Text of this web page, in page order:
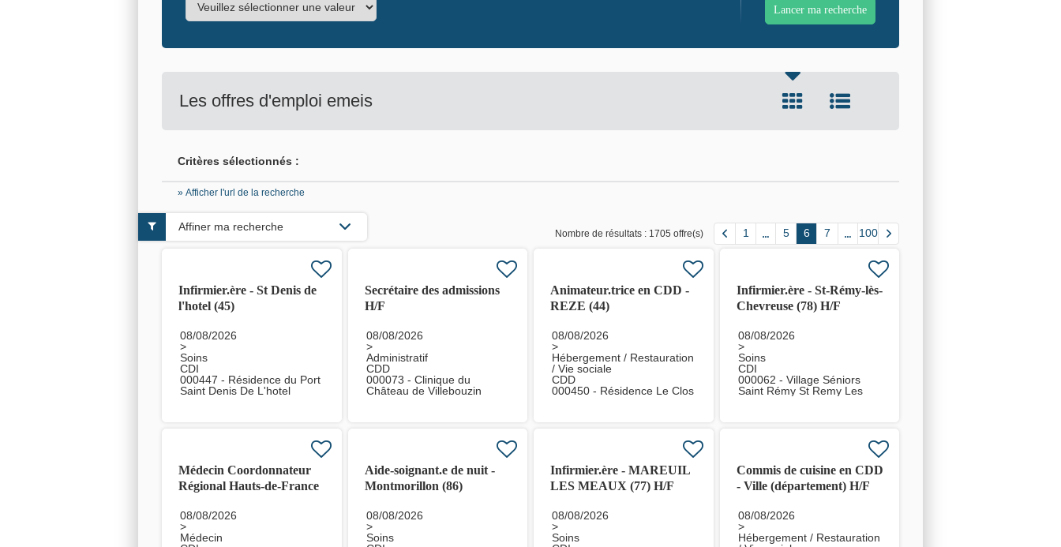
Les offres d'emploi emeis
Critères sélectionnés :
» Afficher l'url de la recherche
Nombre de résultats : 1705 offre(s) 1 5 6 7 100
Infirmier.ère - St Denis de
l'hotel (45)
08/08/2026
>
Soins
CDI
000447 - Résidence du Port
Saint Denis De L'hotel
Secrétaire des admissions
H/F
08/08/2026
>
Administratif
CDD
000073 - Clinique du
Château de Villebouzin
Animateur.trice en CDD -
REZE (44)
08/08/2026
>
Hébergement / Restauration
/ Vie sociale
CDD
000450 - Résidence Le Clos
Infirmier.ère - St-Rémy-lès-
Chevreuse (78) H/F
08/08/2026
>
Soins
CDI
000062 - Village Séniors
Saint Rémy St Remy Les
Médecin Coordonnateur
Régional Hauts-de-France
08/08/2026
>
Médecin
Aide-soignant.e de nuit -
Montmorillon (86)
08/08/2026
>
Soins
Infirmier.ère - MAREUIL
LES MEAUX (77) H/F
08/08/2026
>
Soins
Commis de cuisine en CDD
- Ville (département) H/F
08/08/2026
>
Hébergement / Restauration
Affiner ma recherche